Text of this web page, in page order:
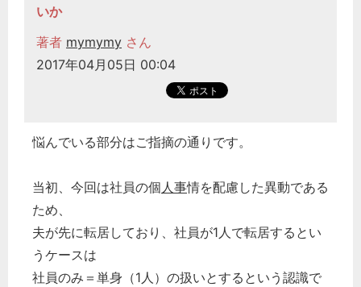
いか
著者 mymymy さん
2017年04月05日 00:04
悩んでいる部分はご指摘の通りです。
当初、今回は社員の個人事情を配慮した異動である
ため、
夫が先に転居しており、社員が1人で転居するとい
うケースは
社員のみ＝単身（1人）の扱いとするという認識で
選択してください
税務経理